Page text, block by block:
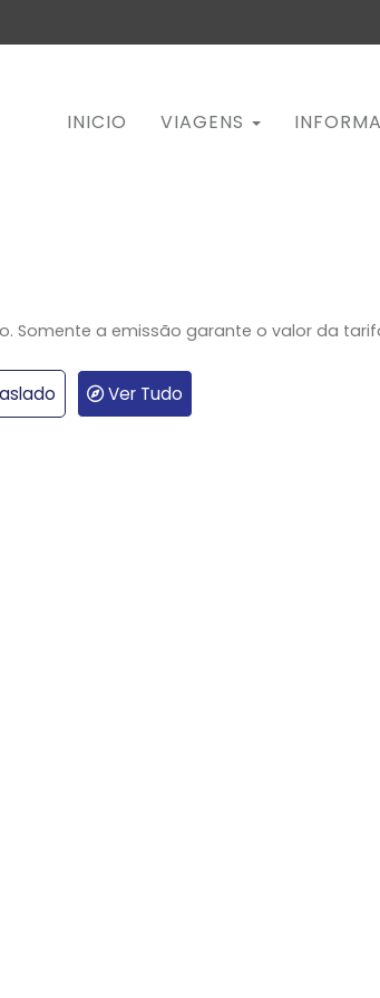
INICIO VIAGENS
Somente a emissão garante o valor da
Ver Tudo